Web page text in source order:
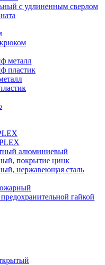
с удлиненным сверлом
металл
пластик
алюминиевый
покрытие цинк
нержавеющая сталь
гайкой